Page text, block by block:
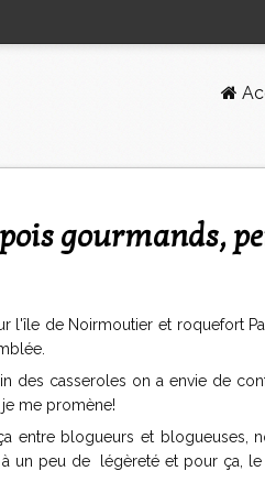
pois gourmands,
l'île de Noirmoutier et roquefort
des casseroles on a envie de
me promène!
entre blogueurs et blogueuses,
un peu de légèreté et pour ça,